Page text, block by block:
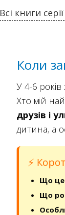
Всі книги серії
Коли
У 4-6
Хто мій
друзів і
дитина, а
⚡
Що
Що